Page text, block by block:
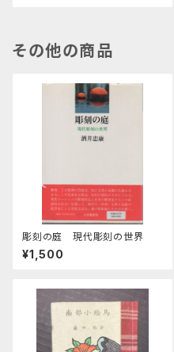
その他の商品
彫刻の庭 現代彫刻の世界
¥1,500